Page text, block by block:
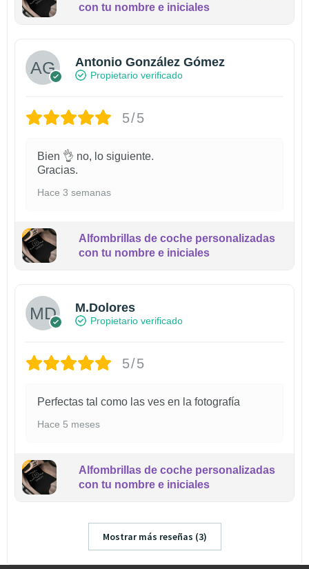
con tu nombre e iniciales
Antonio González Gómez
Propietario verificado
5/5
Bien 👌 no, lo siguiente.
Gracias.
Hace 3 semanas
Alfombrillas de coche personalizadas
con tu nombre e iniciales
M.Dolores
Propietario verificado
5/5
Perfectas tal como las ves en la fotografía
Hace 5 meses
Alfombrillas de coche personalizadas
con tu nombre e iniciales
Mostrar más reseñas (3)